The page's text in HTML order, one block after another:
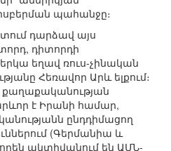
պահանջը։
դարձավ այս
դիտորդի
եղավ ռուս-չինական
Հեռավոր Արև ելքում։
քաղաքականության
է Իրանի համար,
ընդդիմացող
(Գերմանիա և
ակտիվանում են ԱՄՆ-